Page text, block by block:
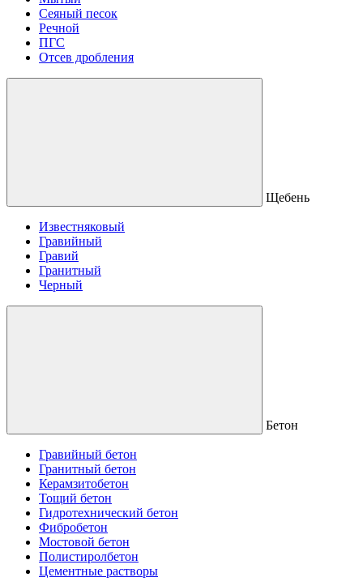
Сеяный песок
Речной
ПГС
Отсев дробления
Щебень
Известняковый
Гравийный
Гравий
Гранитный
Черный
Бетон
Гравийный бетон
Гранитный бетон
Керамзитобетон
Тощий бетон
Гидротехнический бетон
Фибробетон
Мостовой бетон
Полистиролбетон
Цементные растворы